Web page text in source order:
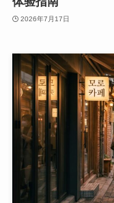
2026年7月17日